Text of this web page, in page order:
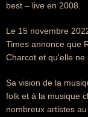
best – live en 2008.
Le 15 novembre
Times annonce que
Charcot et qu'elle ne
Sa vision de la
folk et à la musique
nombreux artistes